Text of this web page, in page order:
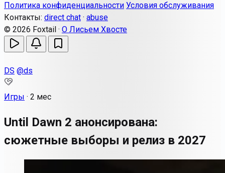
Политика конфиденциальности Условия обслуживания
Контакты: direct chat · abuse
© 2026 Foxtail · О Лисьем Хвосте
DS @ds
Игры · 2 мес
Until Dawn 2 анонсирована:
сюжетные выборы и релиз в 2027